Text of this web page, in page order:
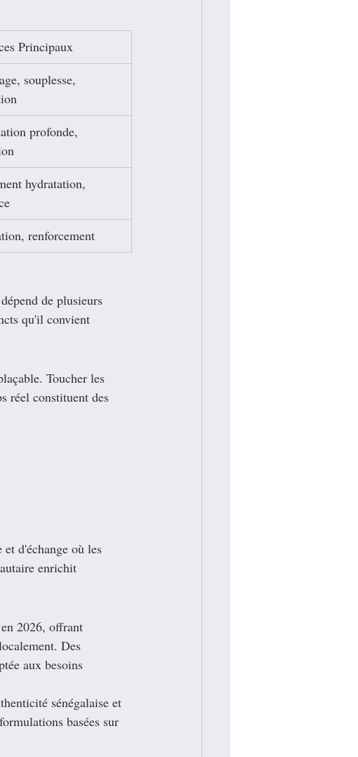
Principaux
souplesse,
profonde,
hydratation,
renforcement
de plusieurs
qu'il convient
Toucher les
réel constituent des
d'échange où les
enrichit
2026, offrant
Des
aux besoins
sénégalaise et
basées sur